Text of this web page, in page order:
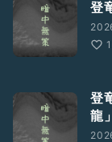
登
登
龍」